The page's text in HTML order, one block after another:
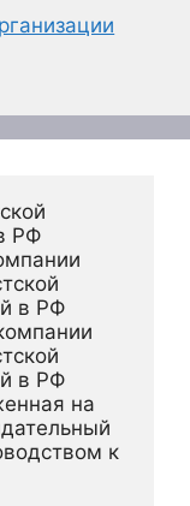
РФ
в РФ
в РФ
на
к